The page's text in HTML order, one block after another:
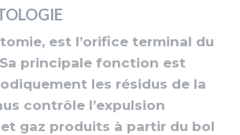
est l’orifice terminal du
principale fonction est
les résidus de la
contrôle l’expulsion
et gaz produits à partir du bol